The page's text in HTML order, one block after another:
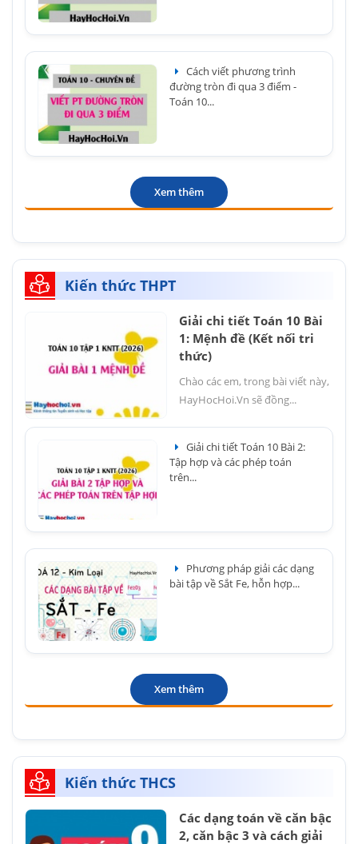
Cách viết phương trình
đường tròn đi qua 3 điểm -
Toán 10...
Xem thêm
Kiến thức THPT
Giải chi tiết Toán 10 Bài
1: Mệnh đề (Kết nối tri
thức)
Chào các em, trong bài viết này,
HayHocHoi.Vn sẽ đồng...
Giải chi tiết Toán 10 Bài 2:
Tập hợp và các phép toán
trên...
Phương pháp giải các dạng
bài tập về Sắt Fe, hỗn hợp...
Xem thêm
Kiến thức THCS
Các dạng toán về căn bậc
2, căn bậc 3 và cách giải